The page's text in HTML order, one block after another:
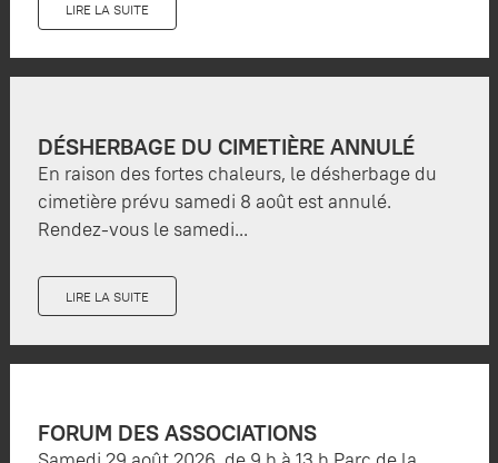
LIRE LA SUITE
DÉSHERBAGE DU CIMETIÈRE ANNULÉ
En raison des fortes chaleurs, le désherbage du
cimetière prévu samedi 8 août est annulé.
Rendez-vous le samedi...
LIRE LA SUITE
FORUM DES ASSOCIATIONS